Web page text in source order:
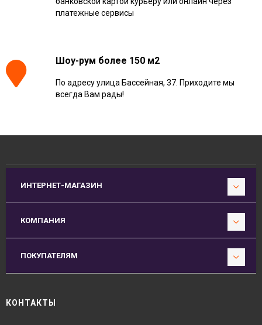
платежные сервисы
Шоу-рум более 150 м2
По адресу улица Бассейная, 37. Приходите мы
всегда Вам рады!
ИНТЕРНЕТ-МАГАЗИН
КОМПАНИЯ
ПОКУПАТЕЛЯМ
КОНТАКТЫ